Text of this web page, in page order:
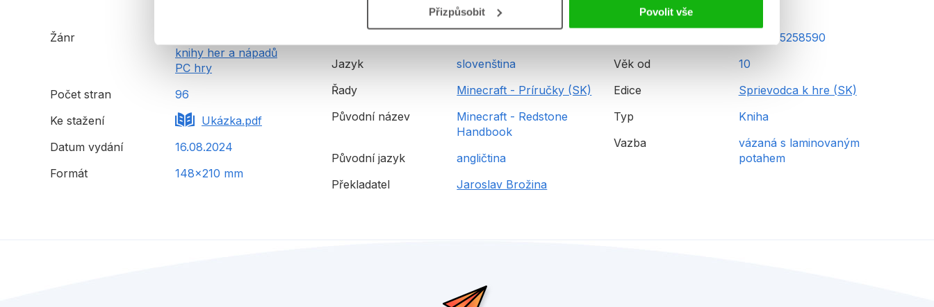
Přizpůsobit Povolit vše
Žánr
knihy her a nápadů
PC hry
Počet stran
96
Ke stažení
Ukázka.pdf
Datum vydání
16.08.2024
Formát
148x210 mm
Jazyk
slovenština
Řady
Minecraft - Príručky (SK)
Původní název
Minecraft - Redstone
Handbook
Původní jazyk
angličtina
Překladatel
Jaroslav Brožina
9788025258590
Věk od
10
Edice
Sprievodca k hre (SK)
Typ
Kniha
Vazba
vázaná s laminovaným
potahem